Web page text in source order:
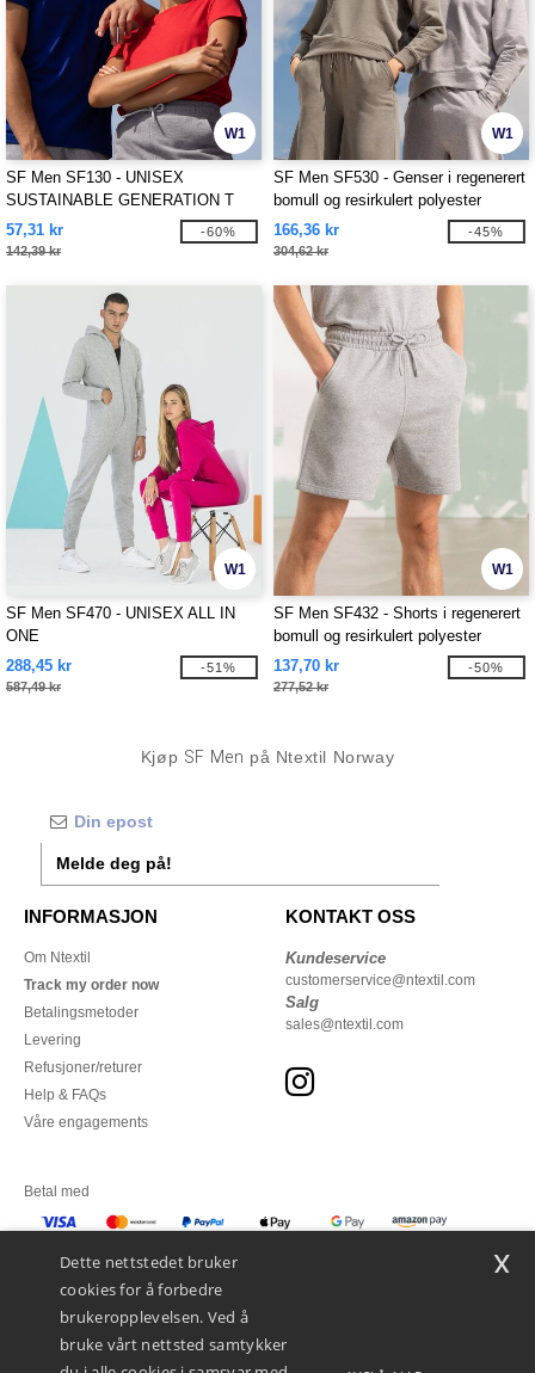
W1
SF Men SF130 - UNISEX
SUSTAINABLE GENERATION T
57,31 kr
142,39 kr
-60%
W1
SF Men SF530 - Genser i regenerert
bomull og resirkulert polyester
166,36 kr
304,62 kr
-45%
W1
SF Men SF470 - UNISEX ALL IN
ONE
288,45 kr
587,49 kr
-51%
W1
SF Men SF432 - Shorts i regenerert
bomull og resirkulert polyester
137,70 kr
277,52 kr
-50%
Kjøp SF Men på Ntextil Norway
Melde deg på!
INFORMASJON
Om Ntextil
Track my order now
Betalingsmetoder
Levering
Refusjoner/returer
Help & FAQs
Våre engagements
KONTAKT OSS
Kundeservice
customerservice@ntextil.com
Salg
sales@ntextil.com
Betal med
Dette nettstedet bruker
cookies for å forbedre
brukeropplevelsen. Ved å
bruke vårt nettsted samtykker
x